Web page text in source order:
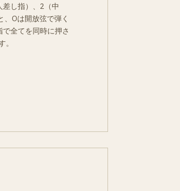
し指）、2（中
Oは開放弦で弾く
全てを同時に押さ